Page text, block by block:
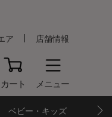
ア 店舗情報
カート メニュー
ベビー・キッズ